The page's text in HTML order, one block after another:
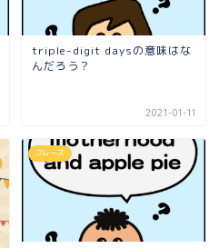
triple-digit daysの意味はな
んだろう？
2021-01-11
フレーズ